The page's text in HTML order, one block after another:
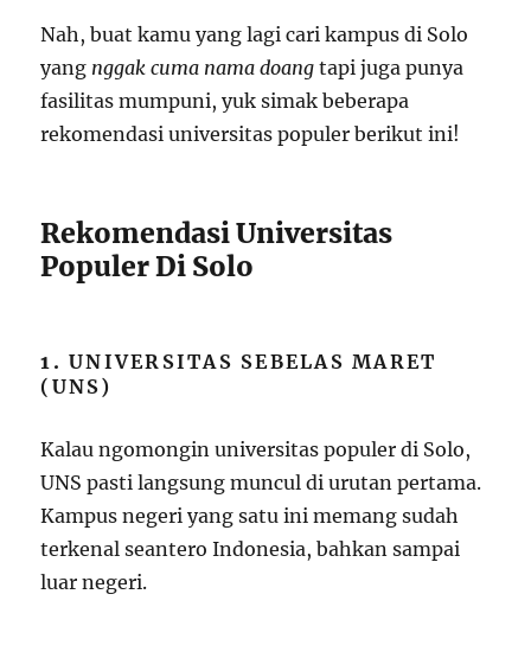
Nah, buat kamu yang lagi cari kampus di Solo
yang nggak cuma nama doang tapi juga punya
fasilitas mumpuni, yuk simak beberapa
rekomendasi universitas populer berikut ini!
Rekomendasi Universitas
Populer Di Solo
1.UNIVERSITAS SEBELAS MARET
(UNS)
Kalau ngomongin universitas populer di Solo,
UNS pasti langsung muncul di urutan pertama.
Kampus negeri yang satu ini memang sudah
terkenal seantero Indonesia, bahkan sampai
luar negeri.